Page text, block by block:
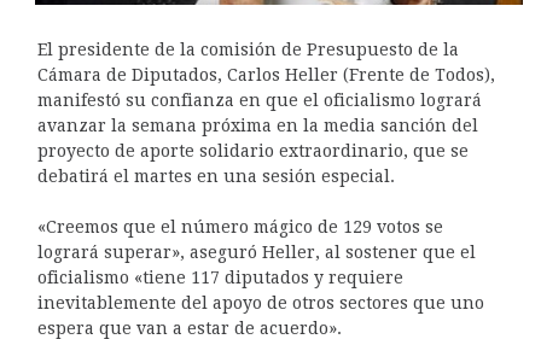
El presidente de la comisión de Presupuesto de la
Cámara de Diputados, Carlos Heller (Frente de Todos),
manifestó su confianza en que el oficialismo logrará
avanzar la semana próxima en la media sanción del
proyecto de aporte solidario extraordinario, que se
debatirá el martes en una sesión especial.
«Creemos que el número mágico de 129 votos se
logrará superar», aseguró Heller, al sostener que el
oficialismo «tiene 117 diputados y requiere
inevitablemente del apoyo de otros sectores que uno
espera que van a estar de acuerdo».